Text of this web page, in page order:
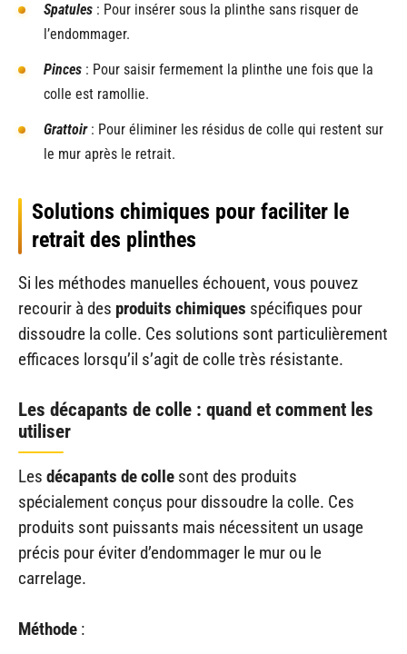
Spatules : Pour insérer sous la plinthe sans risquer de
l’endommager.
Pinces : Pour saisir fermement la plinthe une fois que la
colle est ramollie.
Grattoir: Pour éliminer les résidus de colle qui restent sur
le mur après le retrait.
Solutions chimiques pour faciliter le
retrait des plinthes
Si les méthodes manuelles échouent, vous pouvez
recourir à des produits chimiques spécifiques pour
dissoudre la colle. Ces solutions sont particulièrement
efficaces lorsqu’il s’agit de colle très résistante.
Les décapants de colle : quand et comment les
utiliser
Les décapants de colle sont des produits
spécialement conçus pour dissoudre la colle. Ces
produits sont puissants mais nécessitent un usage
précis pour éviter d’endommager le mur ou le
carrelage.
Méthode :